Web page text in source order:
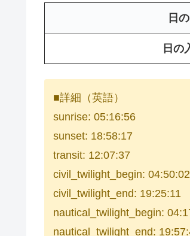
日
日の
■詳細（英語）
sunrise: 05:16:56
sunset: 18:58:17
transit: 12:07:37
civil_twilight_begin: 04:50:02
civil_twilight_end: 19:25:11
nautical_twilight_begin:
nautical_twilight_end: